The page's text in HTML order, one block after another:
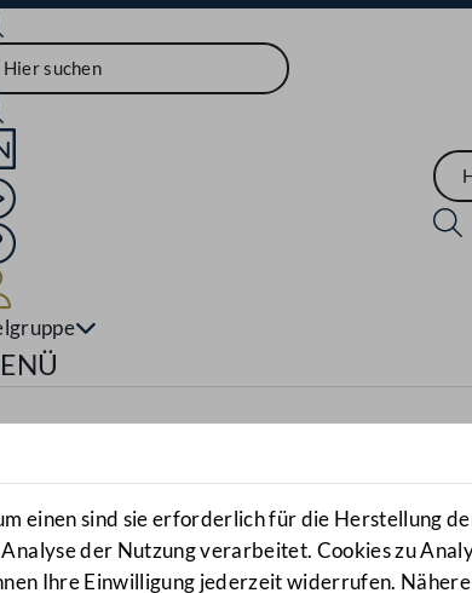
English
Hilfe
öffnen
einen sind sie erforderlich für die Herstellung
der Nutzung verarbeitet. Cookies zu
Ihre Einwilligung jederzeit widerrufen.